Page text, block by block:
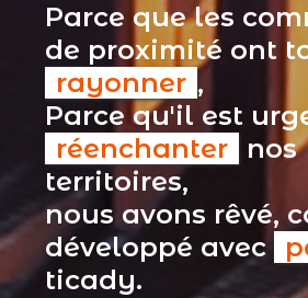
Parce que les
de proximité ont
rayonner ,
Parce qu'il est
réenchanter
nos
territoires,
nous avons rêvé,
développé avec
ticady.